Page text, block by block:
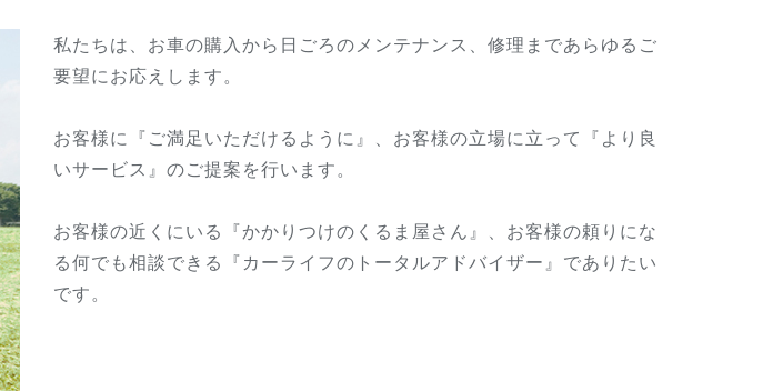
私たちは、お車の購入から日ごろのメンテナンス、修理まであらゆるご
要望にお応えします。
お客様に『ご満足いただけるように』、お客様の立場に立って『より良
いサービス』のご提案を行います。
お客様の近くにいる『かかりつけのくるま屋さん』、お客様の頼りにな
る何でも相談できる『カーライフのトータルアドバイザー』でありたい
です。